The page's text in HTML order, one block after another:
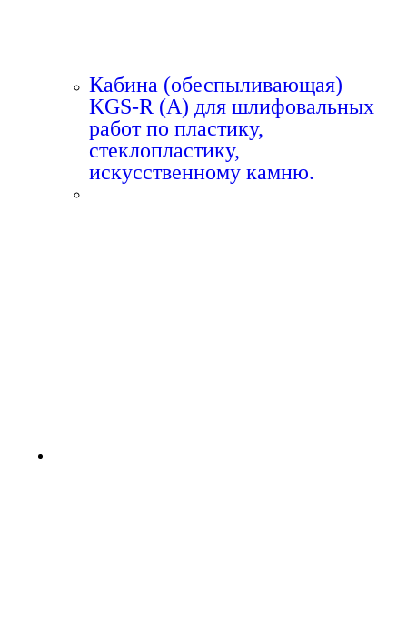
Кабина (обеспыливающая)
KGS-R (A) для шлифовальных
работ по пластику,
стеклопластику,
искусственному камню.